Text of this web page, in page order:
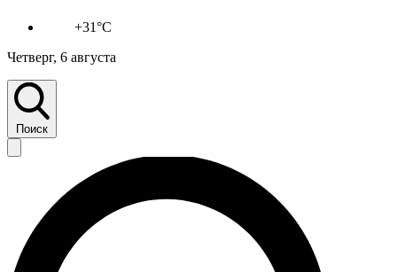
+31°C
Четверг, 6 августа
Поиск